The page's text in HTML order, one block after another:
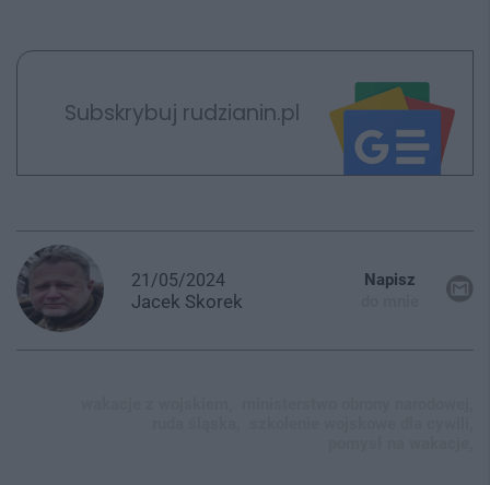
Subskrybuj rudzianin.pl
21/05/2024
Jacek Skorek
Napisz